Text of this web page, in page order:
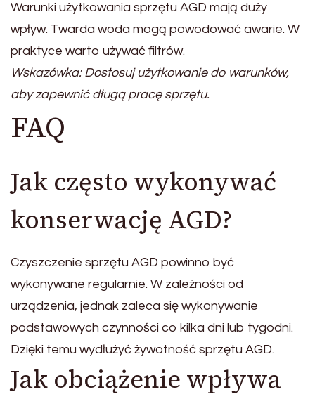
Warunki użytkowania sprzętu AGD mają duży
wpływ. Twarda woda mogą powodować awarie. W
praktyce warto używać filtrów.
Wskazówka: Dostosuj użytkowanie do warunków,
aby zapewnić długą pracę sprzętu.
FAQ
Jak często wykonywać
konserwację AGD?
Czyszczenie sprzętu AGD powinno być
wykonywane regularnie. W zależności od
urządzenia, jednak zaleca się wykonywanie
podstawowych czynności co kilka dni lub tygodni.
Dzięki temu wydłużyć żywotność sprzętu AGD.
Jak obciążenie wpływa